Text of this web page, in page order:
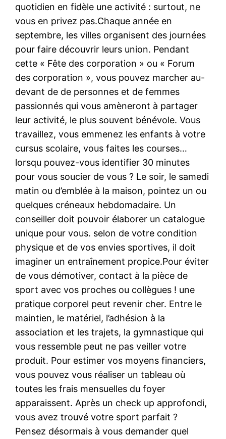
quotidien en fidèle une activité : surtout, ne
vous en privez pas.Chaque année en
septembre, les villes organisent des journées
pour faire découvrir leurs union. Pendant
cette « Fête des corporation » ou « Forum
des corporation », vous pouvez marcher au-
devant de de personnes et de femmes
passionnés qui vous amèneront à partager
leur activité, le plus souvent bénévole. Vous
travaillez, vous emmenez les enfants à votre
cursus scolaire, vous faites les courses…
lorsqu pouvez-vous identifier 30 minutes
pour vous soucier de vous ? Le soir, le samedi
matin ou d’emblée à la maison, pointez un ou
quelques créneaux hebdomadaire. Un
conseiller doit pouvoir élaborer un catalogue
unique pour vous. selon de votre condition
physique et de vos envies sportives, il doit
imaginer un entraînement propice.Pour éviter
de vous démotiver, contact à la pièce de
sport avec vos proches ou collègues ! une
pratique corporel peut revenir cher. Entre le
maintien, le matériel, l’adhésion à la
association et les trajets, la gymnastique qui
vous ressemble peut ne pas veiller votre
produit. Pour estimer vos moyens financiers,
vous pouvez vous réaliser un tableau où
toutes les frais mensuelles du foyer
apparaissent. Après un check up approfondi,
vous avez trouvé votre sport parfait ?
Pensez désormais à vous demander quel